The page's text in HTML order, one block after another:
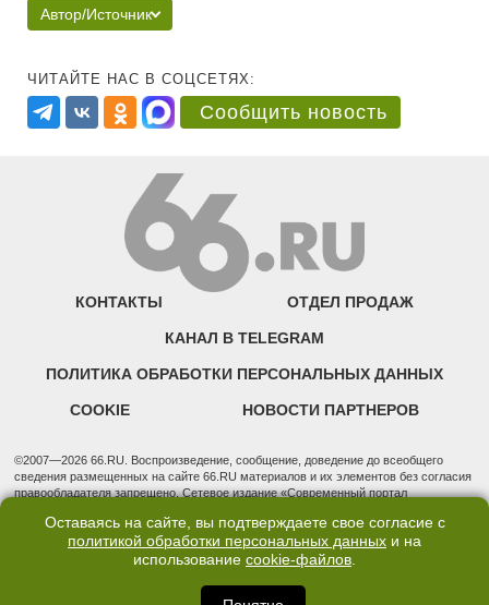
Автор/Источник
ЧИТАЙТЕ НАС В СОЦСЕТЯХ:
Сообщить новость
КОНТАКТЫ ОТДЕЛ ПРОДАЖ
КАНАЛ В TELEGRAM
ПОЛИТИКА ОБРАБОТКИ ПЕРСОНАЛЬНЫХ ДАННЫХ
COOKIE НОВОСТИ ПАРТНЕРОВ
©2007—2026 66.RU. Воспроизведение, сообщение, доведение до всеобщего
сведения размещенных на сайте 66.RU материалов и их элементов без согласия
правообладателя запрещено. Сетевое издание «Современный портал
надзору в сфере связи, информационных технологий и массовых коммуникаций
(Роскомнадзор). Регистрационный номер ЭЛ № ФС 77 - 76634 от 02.09.2019
Учредитель: Общество с ограниченной ответственностью "66.ру". Юридический
3, оф. 7015 Фактический адрес редакции и отдела продаж: 620014, Свердловская
Оставаясь на сайте, вы подтверждаете свое согласие с
политикой обработки персональных данных и на
использование cookie-файлов.